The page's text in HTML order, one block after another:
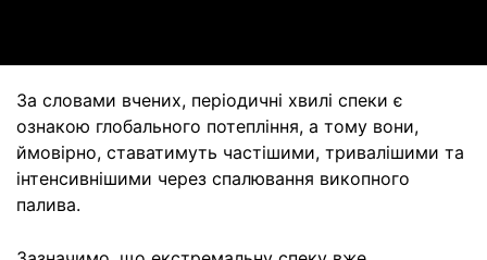
За словами вчених, періодичні хвилі спеки є
ознакою глобального потепління, а тому вони,
ймовірно, ставатимуть частішими, тривалішими та
інтенсивнішими через спалювання викопного
палива.